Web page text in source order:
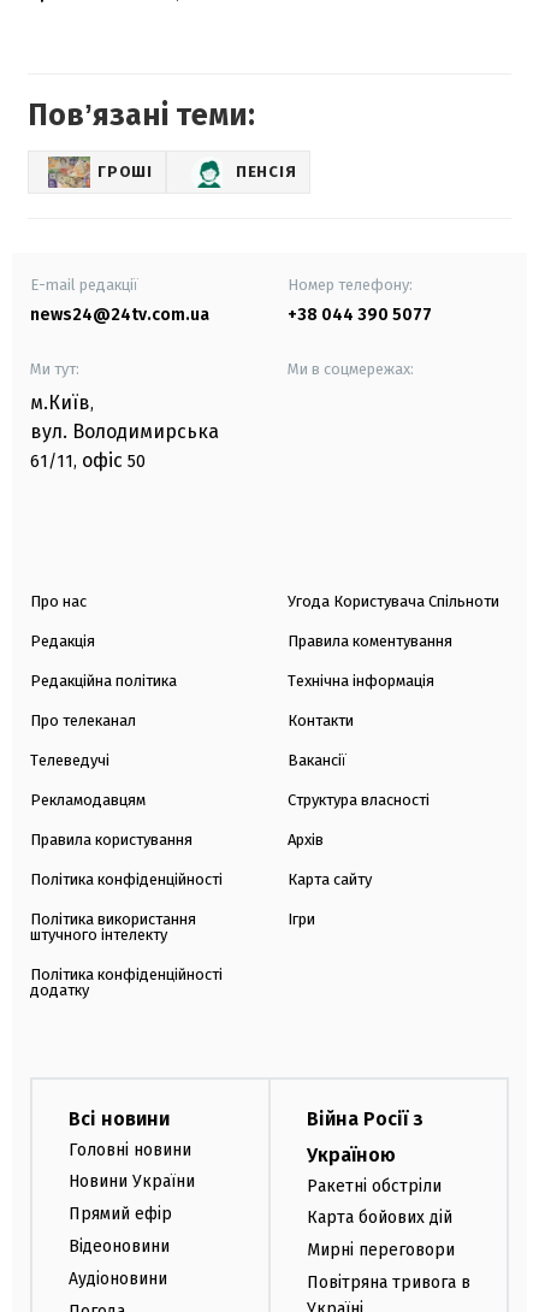
Повʼязані теми:
ГРОШІ ПЕНСІЯ
E-mail редакції
news24@24tv.com.ua
Номер телефону:
+38 044 390 5077
Ми тут:
м.Київ,
вул. Володимирська
61/11, офіс 50
Ми в соцмережах:
Про нас
Редакція
Редакційна політика
Про телеканал
Телеведучі
Рекламодавцям
Правила користування
Політика конфіденційності
Політика використання
штучного інтелекту
Політика конфіденційності
додатку
Угода Користувача Спільноти
Правила коментування
Технічна інформація
Контакти
Вакансії
Структура власності
Архів
Карта сайту
Ігри
Всі новини
Головні новини
Новини України
Прямий ефір
Відеоновини
Аудіоновини
Війна Росії з
Україною
Ракетні обстріли
Карта бойових дій
Мирні переговори
Повітряна тривога в